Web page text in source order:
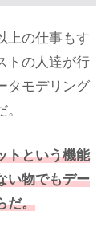
上の仕事もす
トの人達が行
タモデリング
トという機能
い物でもデー
だ。